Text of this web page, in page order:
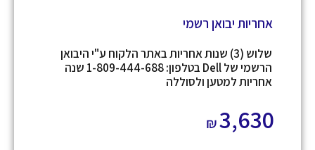
אחריות יבואן רשמי
שלוש (3) שנות אחריות באתר הלקוח ע"י היבואן
הרשמי של Dell בטלפון: 1-809-444-688 שנה
אחריות למטען ולסוללה
₪3,630